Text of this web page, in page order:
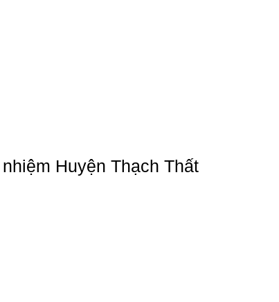
Huyện Thạch Thất